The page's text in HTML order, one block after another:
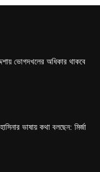
ভোগদখলের অধিকার থাকবে
ভাষায় কথা বলছেন: মির্জা